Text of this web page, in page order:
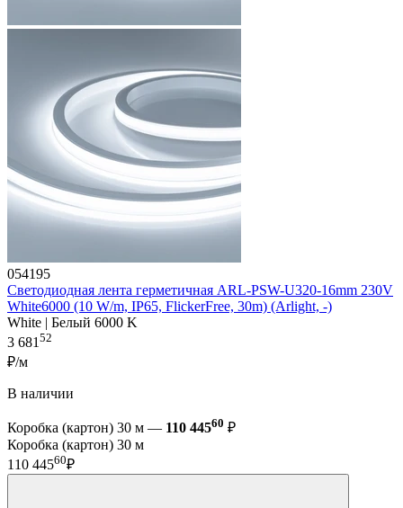
054195
Светодиодная лента герметичная ARL-PSW-U320-16mm 230V
White6000 (10 W/m, IP65, FlickerFree, 30m) (Arlight, -)
White | Белый 6000 K
3 68152
₽/м
В наличии
Коробка (картон) 30 м — 110 44560 ₽
Коробка (картон) 30 м
110 44560₽